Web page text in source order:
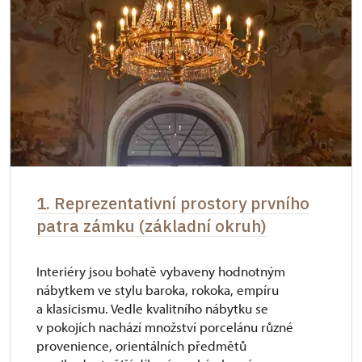
* Platí pouze pro jednu osobu (držitele
průkazu)
1. Reprezentativní prostory prvního
patra zámku (základní okruh)
Interiéry jsou bohatě vybaveny hodnotným
nábytkem ve stylu baroka, rokoka, empíru
a klasicismu. Vedle kvalitního nábytku se
v pokojích nachází množství porcelánu různé
provenience, orientálních předmětů